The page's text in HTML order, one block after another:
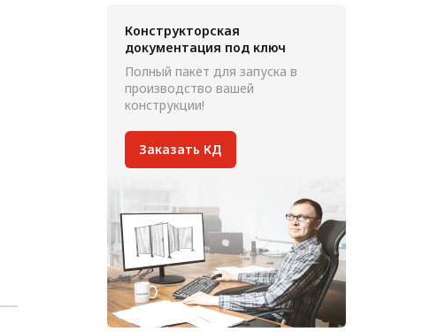
Конструкторская
документация под ключ
Полный пакет для запуска в
производство вашей
конструкции!
Заказать КД